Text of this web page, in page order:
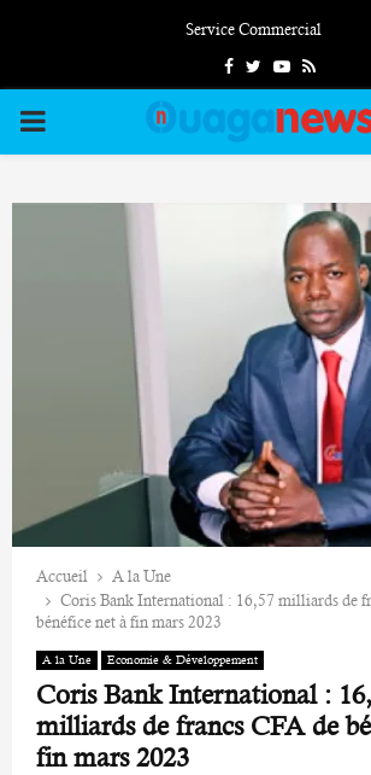
Service Commercial
FacebookTwitterYoutube
Rss
PRIMARY
Accueil
A la Une
Coris Bank International : 16,57 milliards de
bénéfice net à fin mars 2023
A la Une Economie & Développement
Coris Bank International :
milliards de francs CFA de
fin mars 2023